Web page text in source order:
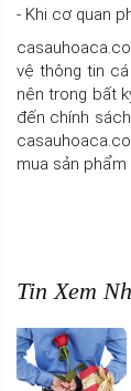
- Khi cơ quan
vệ thông tin
nên trong bất
đến chính
mua sản phẩm
Tin Xem